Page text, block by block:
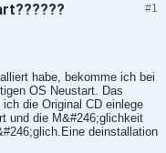
#1
habe, bekomme ich bei
OS Neustart. Das
die Original CD einlege
und die M&#246;glichkeit
deinstallation